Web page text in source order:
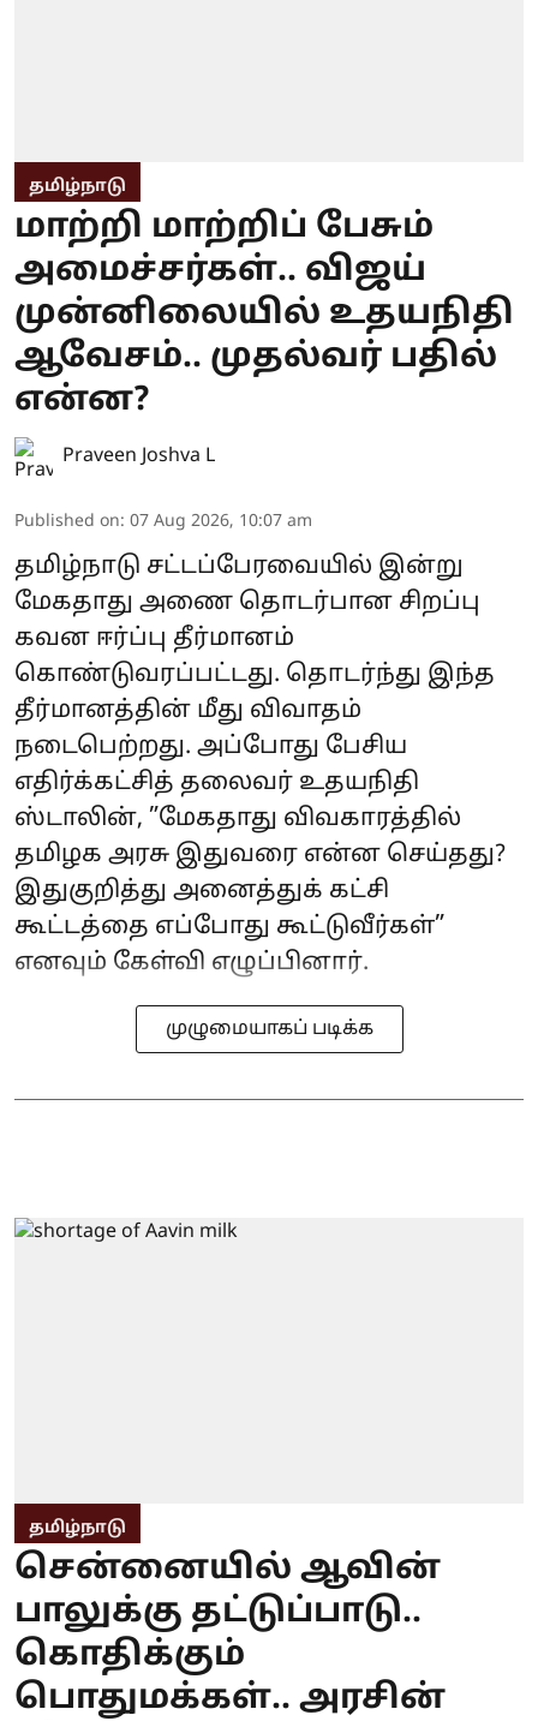
தமிழ்நாடு
மாற்றி மாற்றிப் பேசும்
அமைச்சர்கள்.. விஜய்
முன்னிலையில் உதயநிதி
ஆவேசம்.. முதல்வர் பதில்
என்ன?
Praveen Joshva L
Published on: 07 Aug 2026, 10:07 am
தமிழ்நாடு சட்டப்பேரவையில் இன்று
மேகதாது அணை தொடர்பான சிறப்பு
கவன ஈர்ப்பு தீர்மானம்
கொண்டுவரப்பட்டது. தொடர்ந்து இந்த
தீர்மானத்தின் மீது விவாதம்
நடைபெற்றது. அப்போது பேசிய
எதிர்க்கட்சித் தலைவர் உதயநிதி
ஸ்டாலின், ”மேகதாது விவகாரத்தில்
தமிழக அரசு இதுவரை என்ன செய்தது?
இதுகுறித்து அனைத்துக் கட்சி
கூட்டத்தை எப்போது கூட்டுவீர்கள்”
எனவும் கேள்வி எழுப்பினார்.
முழுமையாகப் படிக்க
தமிழ்நாடு
சென்னையில் ஆவின்
பாலுக்கு தட்டுப்பாடு..
கொதிக்கும்
பொதுமக்கள்.. அரசின்